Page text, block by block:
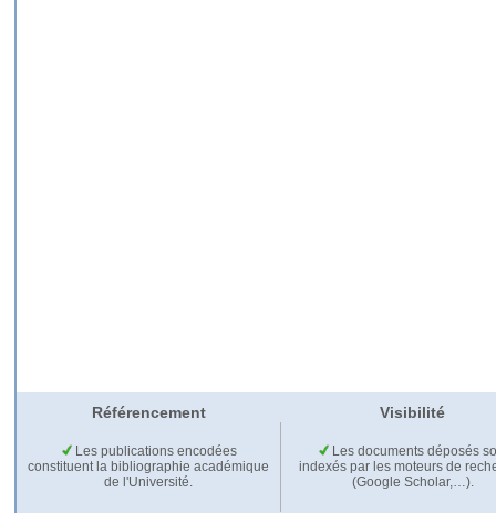
Référencement Visibilité
Les publications encodées
constituent la bibliographie académique
de l'Université.
Les documents déposés
indexés par les moteurs de
(Google Scholar,…).